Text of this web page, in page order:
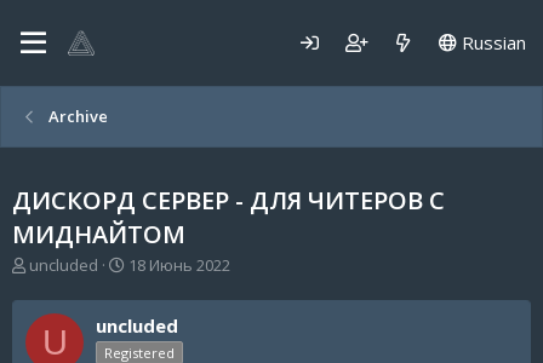
Russian
Archive
ДИСКОРД СЕРВЕР - ДЛЯ ЧИТЕРОВ С
МИДНАЙТОМ
А
т
о
р
uncluded
Д
т
а
н
18 Июнь 2022
U uncluded
Registered